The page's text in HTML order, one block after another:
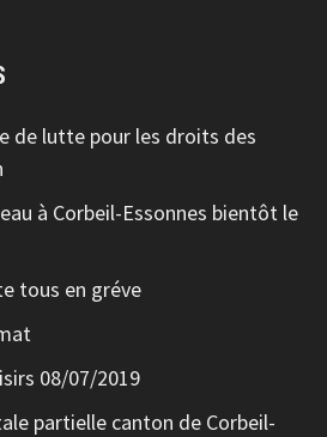
de lutte pour les droits des
à Corbeil-Essonnes bientôt le
tous en gréve
08/07/2019
partielle canton de Corbeil-